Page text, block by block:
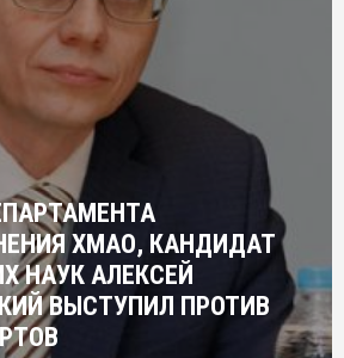
ХМАО, КАНДИДАТ
НАУК АЛЕКСЕЙ
ВЫСТУПИЛ ПРОТИВ